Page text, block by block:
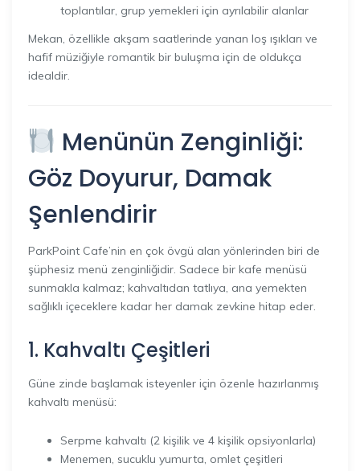
toplantılar, grup yemekleri için ayrılabilir alanlar
Mekan, özellikle akşam saatlerinde yanan loş ışıkları ve
hafif müziğiyle romantik bir buluşma için de oldukça
idealdir.
Menünün Zenginliği:
Göz Doyurur, Damak
Şenlendirir
ParkPoint Cafe’nin en çok övgü alan yönlerinden biri de
şüphesiz menü zenginliğidir. Sadece bir kafe menüsü
sunmakla kalmaz; kahvaltıdan tatlıya, ana yemekten
sağlıklı içeceklere kadar her damak zevkine hitap eder.
1. Kahvaltı Çeşitleri
Güne zinde başlamak isteyenler için özenle hazırlanmış
kahvaltı menüsü:
Serpme kahvaltı (2 kişilik ve 4 kişilik opsiyonlarla)
Menemen, sucuklu yumurta, omlet çeşitleri